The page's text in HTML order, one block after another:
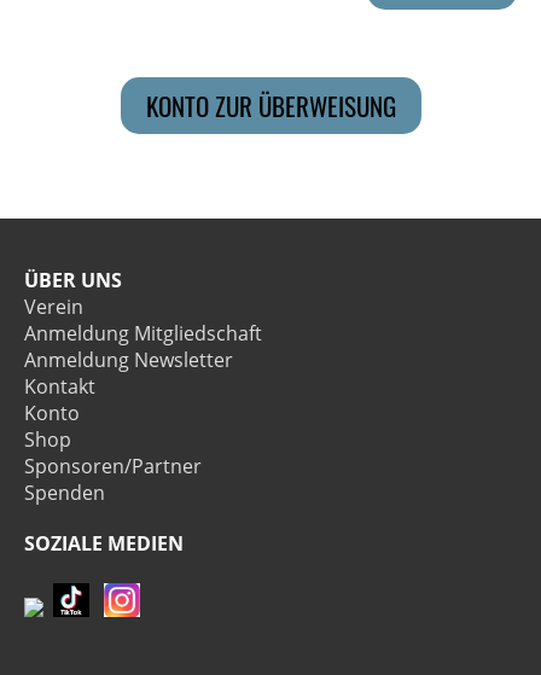
KONTO ZUR ÜBERWEISUNG
ÜBER UNS
Verein
Anmeldung Mitgliedschaft
Anmeldung Newsletter
Kontakt
Konto
Shop
Sponsoren/Partner
Spenden
SOZIALE MEDIEN